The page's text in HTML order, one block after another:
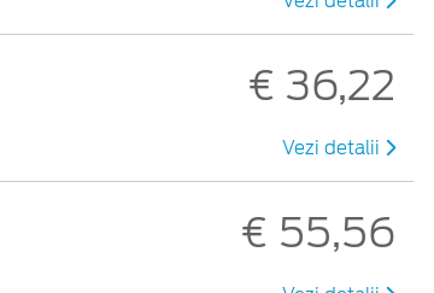
€ 36,22
Vezi detalii
€ 55,56